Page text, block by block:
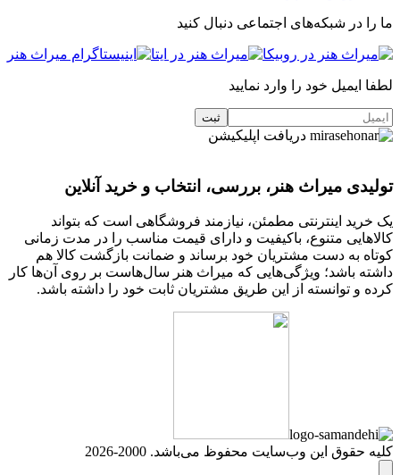
ما را در شبکه‌های اجتماعی دنبال کنید
لطفا ایمیل خود را وارد نمایید
دریافت اپلیکیشن
تولیدی میراث هنر، بررسی، انتخاب و خرید آنلاین
یک خرید اینترنتی مطمئن، نیازمند فروشگاهی است که بتواند
کالاهایی متنوع، باکیفیت و دارای قیمت مناسب را در مدت زمانی
کوتاه به دست مشتریان خود برساند و ضمانت بازگشت کالا هم
داشته باشد؛ ویژگی‌هایی که میراث هنر سال‌هاست بر روی آن‌ها کار
کرده و توانسته از این طریق مشتریان ثابت خود را داشته باشد.
کلیه حقوق این وب‌سایت محفوظ می‌باشد. 2000-2026